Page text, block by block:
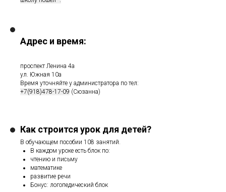
Адрес и время:
проспект Ленина 4а
ул. Южная 10а
Время уточняйте у администратора по тел:
+7(918)478-17-09 (Сюзанна)
Как строится урок для детей?
В обучающем пособии 108 занятий.
В каждом уроке есть блок по:
чтению и письму
математике
развитие речи
Бонус: логопедический блок